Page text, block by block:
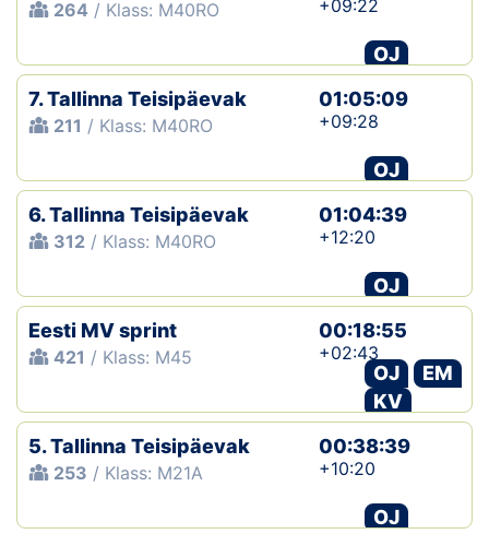
264 / Klass: M40RO +09:22
OJ
7. Tallinna Teisipäevak
211 / Klass: M40RO
01:05:09
+09:28
OJ
6. Tallinna Teisipäevak
312 / Klass: M40RO
01:04:39
+12:20
OJ
Eesti MV sprint
421 / Klass: M45
00:18:55
+02:43
OJ
EM
KV
5. Tallinna Teisipäevak
253 / Klass: M21A
00:38:39
+10:20
OJ